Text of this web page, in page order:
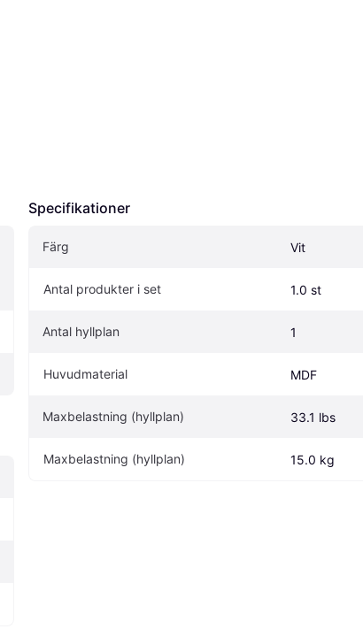
Specifikationer
Färg Vit
Antal produkter i set 1.0 st
Antal hyllplan 1
Huvudmaterial MDF
Maxbelastning (hyllplan) 33.1 lbs
Maxbelastning (hyllplan) 15.0 kg